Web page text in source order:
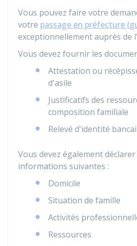
Vous pouvez faire votre
votre passage en préfecture
exceptionnellement auprès de l'
Vous devez fournir les
Attestation ou
d'asile
Justificatifs des
composition familiale
Relevé d'identité
Vous devez également
informations suivantes :
Domicile
Situation de famille
Activités
Ressources